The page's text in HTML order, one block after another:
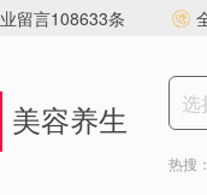
留言108633条
美容养生
热搜：
爱唱YOLO